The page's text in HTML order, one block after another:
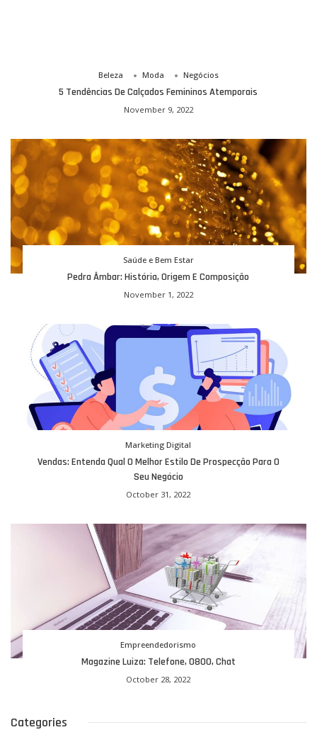
Beleza Moda Negócios
5 Tendências De Calçados Femininos Atemporais
November 9, 2022
Saúde e Bem Estar
Pedra Âmbar: História, Origem E Composição
November 1, 2022
Marketing Digital
Vendas: Entenda Qual O Melhor Estilo De Prospecção Para O
Seu Negócio
October 31, 2022
Empreendedorismo
Magazine Luiza: Telefone, 0800, Chat
October 28, 2022
Categories